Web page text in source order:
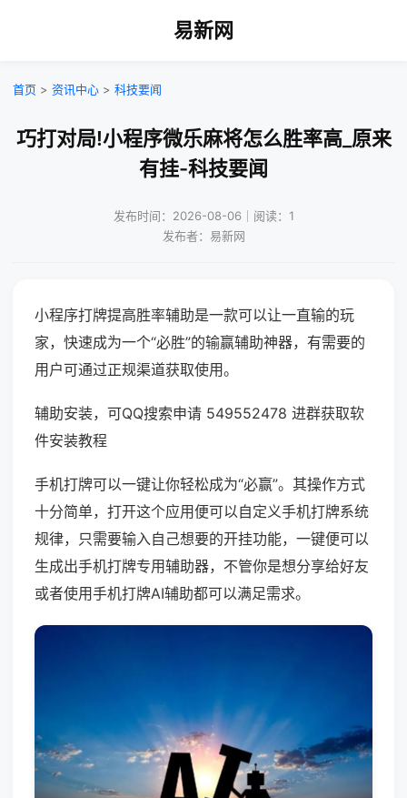
易新网
首页 > 资讯中心 > 科技要闻
巧打对局!小程序微乐麻将怎么胜率高_原来
有挂-科技要闻
发布时间：2026-08-06｜阅读：1
发布者：易新网
小程序打牌提高胜率辅助是一款可以让一直输的玩
家，快速成为一个“必胜”的输赢辅助神器，有需要的
用户可通过正规渠道获取使用。
辅助安装，可QQ搜索申请 549552478 进群获取软
件安装教程
手机打牌可以一键让你轻松成为“必赢”。其操作方式
十分简单，打开这个应用便可以自定义手机打牌系统
规律，只需要输入自己想要的开挂功能，一键便可以
生成出手机打牌专用辅助器，不管你是想分享给好友
或者使用手机打牌AI辅助都可以满足需求。